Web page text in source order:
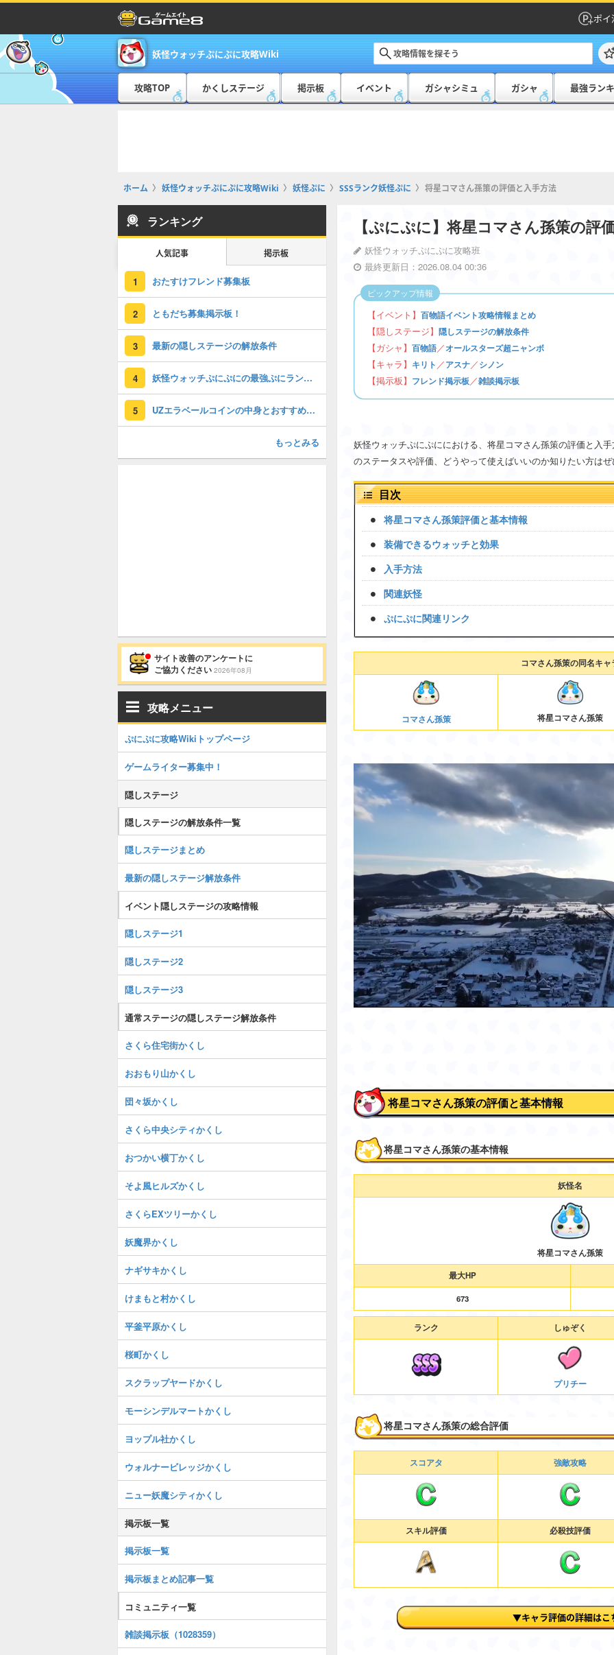
ポイ
妖怪ウォッチぷにぷに攻略Wiki
攻略TOP かくしステージ 掲示板 イベント ガシャシミュ ガシャ 最強ラン
ホーム 妖怪ウォッチぷにぷに攻略Wiki 妖怪ぷに SSSランク妖怪ぷに 将星コマさん孫策の評価と入手方法
【ぷにぷに】将星コマさん孫策の評
妖怪ウォッチぷにぷに攻略班
最終更新日：2026.08.04 00:36
【イベント】 百物語イベント攻略情報まとめ
【隠しステージ】 隠しステージの解放条件
【ガシャ】 百物語／オールスターズ超ニャンボ
【キャラ】 キリト ／アスナ／シノン
【掲示板】 フレンド掲示板／雑談掲示板
ピックアップ情報
妖怪ウォッチぷにぷににおける、将星コマさん孫策の評価と入
のステータスや評価、どうやって使えばいいのか知りたい方は
目次
将星コマさん孫策評価と基本情報
装備できるウォッチと効果
入手方法
関連妖怪
ぷにぷに関連リンク
コマさん孫策の同名キャ
コマさん孫策 将星コマさん孫策
将星コマさん孫策の評価と基本情報
将星コマさん孫策の基本情報
妖怪名
将星コマさん孫策
最大HP
673
ランク しゅぞく
プリチー
将星コマさん孫策の総合評価
スコアタ 強敵攻略
スキル評価 必殺技評価
▼キャラ評価の詳細はこ
ランキング
人気記事 掲示板
1 おたすけフレンド募集板
2 ともだち募集掲示板！
3 最新の隠しステージの解放条件
4 妖怪ウォッチぷにぷにの最強ぷにランキング！
5 UZエラベールコインの中身とおすすめキャラ
もっとみる
サイト改善のアンケートに
ご協力ください 2026年08月
攻略メニュー
ぷにぷに攻略Wikiトップページ
ゲームライター募集中！
隠しステージ
隠しステージの解放条件一覧
隠しステージまとめ
最新の隠しステージ解放条件
イベント隠しステージの攻略情報
隠しステージ1
隠しステージ2
隠しステージ3
通常ステージの隠しステージ解放条件
さくら住宅街かくし
おおもり山かくし
団々坂かくし
さくら中央シティかくし
おつかい横丁かくし
そよ風ヒルズかくし
さくらEXツリーかくし
妖魔界かくし
ナギサキかくし
けまもと村かくし
平釜平原かくし
桜町かくし
スクラップヤードかくし
モーシンデルマートかくし
ヨップル社かくし
ウォルナービレッジかくし
ニュー妖魔シティかくし
掲示板一覧
掲示板一覧
掲示板まとめ記事一覧
コミュニティ一覧
雑談掲示板（1028359）